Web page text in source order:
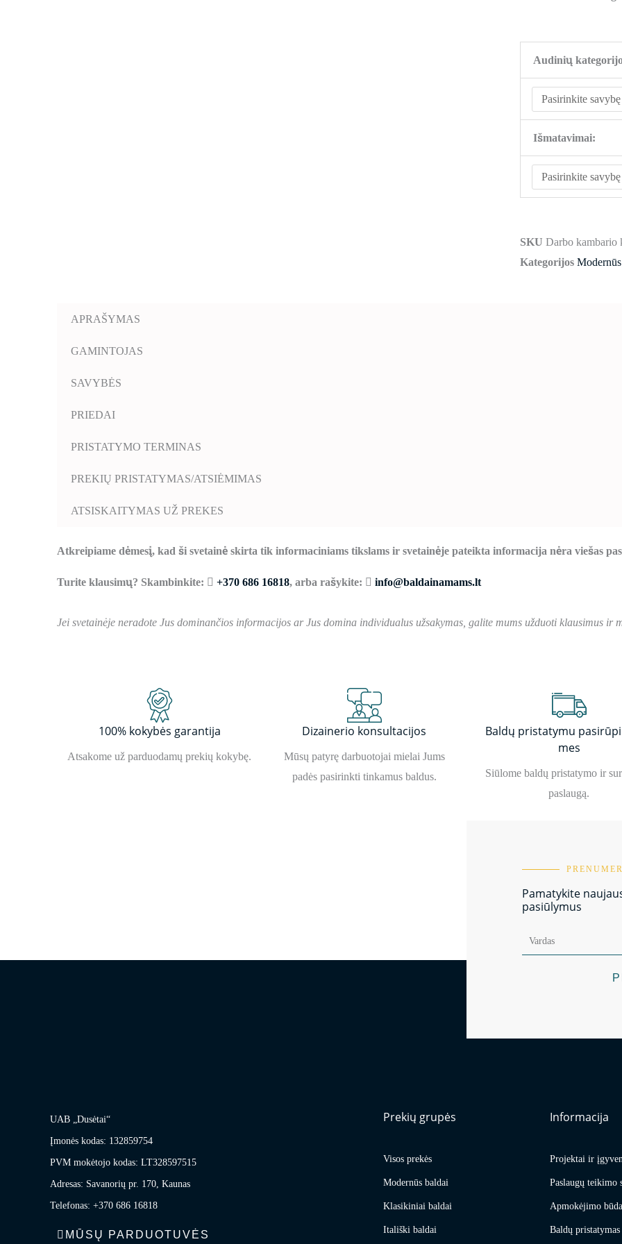
Audinių
Išmatavimai:
SKU Darbo kambario
Kategorijos
APRAŠYMAS
GAMINTOJAS
SAVYBĖS
PRIEDAI
PRISTATYMO TERMINAS
PREKIŲ PRISTATYMAS/ATSIĖMIMAS
ATSISKAITYMAS UŽ PREKES
Atkreipiame dėmesį, kad ši svetainė skirta tik informaciniams tikslams ir svetainėje pateikta informacija nėra viešas
Turite klausimų? Skambinkite: +370 686 16818, arba rašykite: info@baldainamams.lt
Jei svetainėje neradote Jus dominančios informacijos ar Jus domina individualus užsakymas, galite mums užduoti klausimus ir
100% kokybės garantija
Atsakome už parduodamų prekių kokybę.
Dizainerio konsultacijos
Mūsų patyrę darbuotojai mielai Jums
padės pasirinkti tinkamus baldus.
Baldų pristatymu
mes
Siūlome baldų pristatymo ir
paslaugą.
Pamatykite
pasiūlymus
UAB „Dusėtai“
Įmonės kodas: 132859754
PVM mokėtojo kodas: LT328597515
Adresas: Savanorių pr. 170, Kaunas
Telefonas: +370 686 16818
MŪSŲ PARDUOTUVĖS
Prekių grupės
Visos prekės
Modernūs baldai
Klasikiniai baldai
Itališki baldai
Informacija
Projektai ir
Paslaugų teikimo
Apmokėjimo
Baldų